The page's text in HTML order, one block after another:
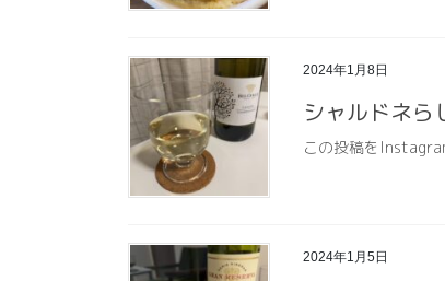
2024年1月8日
シャルドネら
この投稿を
2024年1月5日